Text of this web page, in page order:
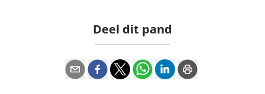
Deel dit pand